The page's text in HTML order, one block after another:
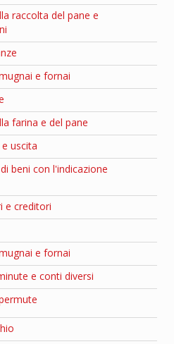
raccolta del pane e
e fornai
farina e del pane
uscita
beni con l'indicazione
e creditori
e fornai
e conti diversi